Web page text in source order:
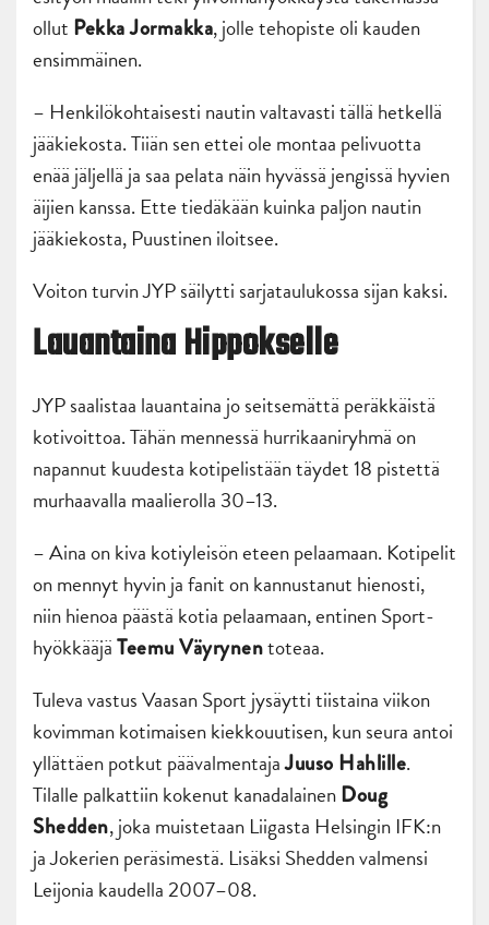
ollut Pekka Jormakka, jolle tehopiste oli kauden
ensimmäinen.
– Henkilökohtaisesti nautin valtavasti tällä hetkellä
jääkiekosta. Tiiän sen ettei ole montaa pelivuotta
enää jäljellä ja saa pelata näin hyvässä jengissä hyvien
äijien kanssa. Ette tiedäkään kuinka paljon nautin
jääkiekosta, Puustinen iloitsee.
Voiton turvin JYP säilytti sarjataulukossa sijan kaksi.
Lauantaina Hippokselle
JYP saalistaa lauantaina jo seitsemättä peräkkäistä
kotivoittoa. Tähän mennessä hurrikaaniryhmä on
napannut kuudesta kotipelistään täydet 18 pistettä
murhaavalla maalierolla 30–13.
– Aina on kiva kotiyleisön eteen pelaamaan. Kotipelit
on mennyt hyvin ja fanit on kannustanut hienosti,
niin hienoa päästä kotia pelaamaan, entinen Sport-
hyökkääjäTeemuVäyrynentoteaa.
Tuleva vastus Vaasan Sport jysäytti tiistaina viikon
kovimman kotimaisen kiekkouutisen, kun seura antoi
yllättäen potkut päävalmentajaJuuso Hahlille.
Tilalle palkattiin kokenut kanadalainenDoug
Shedden, joka muistetaan Liigasta Helsingin IFK:n
ja Jokerien peräsimestä. Lisäksi Shedden valmensi
Leijonia kaudella 2007–08.